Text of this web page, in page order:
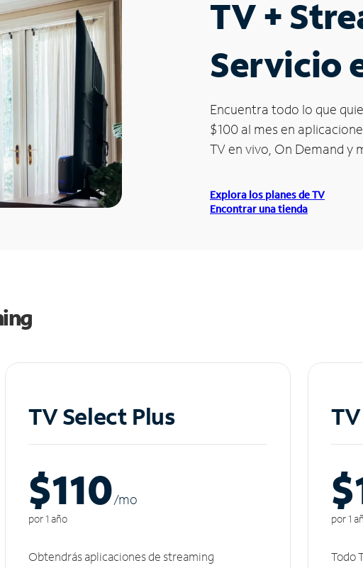
TV +
Servicio
Encuentra todo lo que
$100 al mes en
TV en vivo, On Demand y
Explora los planes de TV
Encontrar una tienda
TV Select Plus
$110/mo
por 1 año
Obtendrás aplicaciones de streaming
por 1
Todo